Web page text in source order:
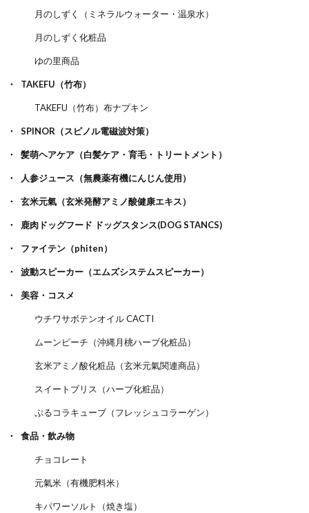
月のしずく（ミネラルウォーター・温泉水）
月のしずく化粧品
ゆの里商品
TAKEFU（竹布）
TAKEFU（竹布）布ナプキン
SPINOR（スピノル電磁波対策）
髪萌ヘアケア（白髪ケア・育毛・トリートメント）
人参ジュース（無農薬有機にんじん使用）
玄米元氣（玄米発酵アミノ酸健康エキス）
鹿肉ドッグフード ドッグスタンス(DOG STANCS)
ファイテン（phiten）
波動スピーカー（エムズシステムスピーカー）
美容・コスメ
ウチワサボテンオイル CACTI
ムーンピーチ（沖縄月桃ハーブ化粧品）
玄米アミノ酸化粧品（玄米元氣関連商品）
スイートブリス（ハーブ化粧品）
ぷるコラキューブ（フレッシュコラーゲン）
食品・飲み物
チョコレート
元氣米（有機肥料米）
キパワーソルト（焼き塩）